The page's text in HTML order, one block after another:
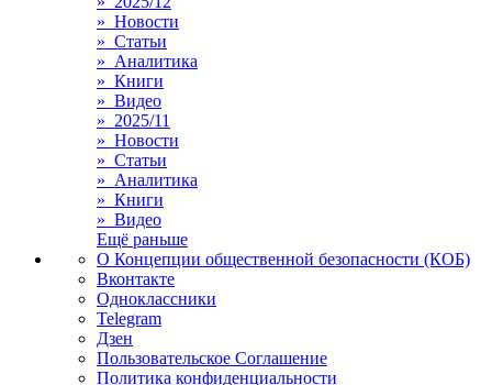
» Новости
» Статьи
» Аналитика
» Книги
» Видео
» 2025/11
» Новости
» Статьи
» Аналитика
» Книги
» Видео
Ещё раньше
О Концепции общественной безопасности (КОБ)
Вконтакте
Одноклассники
Telegram
Дзен
Пользовательское Соглашение
Политика конфиденциальности